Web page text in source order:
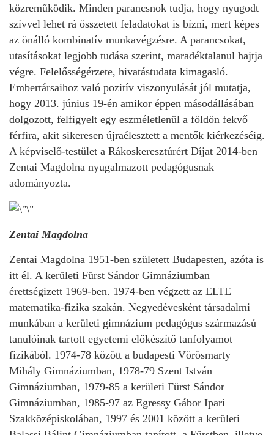
közreműködik. Minden parancsnok tudja, hogy nyugodt
szívvel lehet rá összetett feladatokat is bízni, mert képes
az önálló kombinatív munkavégzésre. A parancsokat,
utasításokat legjobb tudása szerint, maradéktalanul hajtja
végre. Felelősségérzete, hivatástudata kimagasló.
Embertársaihoz való pozitív viszonyulását jól mutatja,
hogy 2013. június 19-én amikor éppen másodállásában
dolgozott, felfigyelt egy eszméletlenül a földön fekvő
férfira, akit sikeresen újraélesztett a mentők kiérkezéséig.
A képviselő-testület a Rákoskeresztúrért Díjat 2014-ben
Zentai Magdolna nyugalmazott pedagógusnak
adományozta.
Zentai Magdolna
Zentai Magdolna 1951-ben született Budapesten, azóta is
itt él. A kerületi Fürst Sándor Gimnáziumban
érettségizett 1969-ben. 1974-ben végzett az ELTE
matematika-fizika szakán. Negyedévesként társadalmi
munkában a kerületi gimnázium pedagógus származású
tanulóinak tartott egyetemi előkészítő tanfolyamot
fizikából. 1974-78 között a budapesti Vörösmarty
Mihály Gimnáziumban, 1978-79 Szent István
Gimnáziumban, 1979-85 a kerületi Fürst Sándor
Gimnáziumban, 1985-97 az Egressy Gábor Ipari
Szakközépiskolában, 1997 és 2001 között a kerületi